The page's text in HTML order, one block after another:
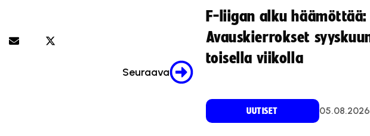
Seuraava
F-liigan alku häämöttää:
Avauskierrokset
toisella viikolla
UUTISET 05.08.2026